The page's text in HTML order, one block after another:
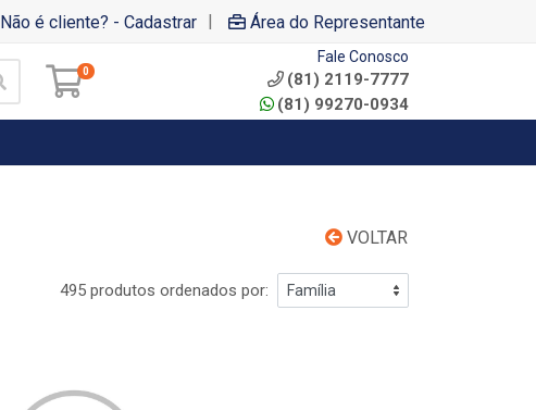
Não é cliente? - Cadastrar | Área do Representante
0
Fale Conosco
(81) 2119-7777
(81) 99270-0934
VOLTAR
495 produtos ordenados por: